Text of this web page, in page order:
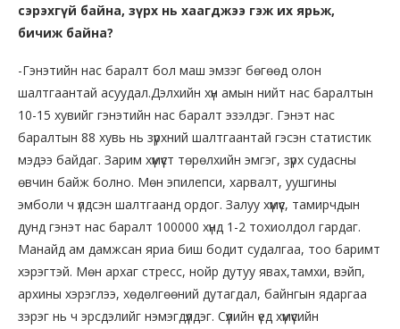
сэрэхгүй байна, зүрх нь хаагджээ гэж их ярьж,
бичиж байна?
-Гэнэтийн нас баралт бол маш эмзэг бөгөөд олон
шалтгаантай асуудал.Дэлхийн хүн амын нийт нас баралтын
10-15 хувийг гэнэтийн нас баралт эзэлдэг. Гэнэт нас
баралтын 88 хувь нь зүрхний шалтгаантай гэсэн статистик
мэдээ байдаг. Зарим хүмүүст төрөлхийн эмгэг, зүрх судасны
өвчин байж болно. Мөн эпилепси, харвалт, уушгины
эмболи ч үлдсэн шалтгаанд ордог. Залуу хүмүүс, тамирчдын
дунд гэнэт нас баралт 100000 хүнд 1-2 тохиолдол гардаг.
Манайд ам дамжсан яриа биш бодит судалгаа, тоо баримт
хэрэгтэй. Мөн архаг стресс, нойр дутуу явах,тамхи, вэйп,
архины хэрэглээ, хөдөлгөөний дутагдал, байнгын ядаргаа
зэрэг нь ч эрсдэлийг нэмэгдүүлдэг. Сүүлийн үед хүмүүсийн